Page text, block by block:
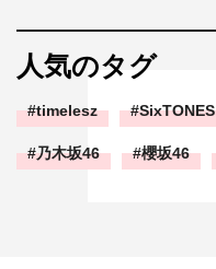
人気のタグ
timelesz SixTONES
乃木坂46 櫻坂46